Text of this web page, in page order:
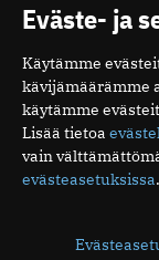
00510 Helsinki
puh. (09) 393 091
ISSN 2323-9476
Eväste- ja
Käytämme
kävijämäärämme
käytämme
Lisää tietoa
vain
evästeasetuksissa.